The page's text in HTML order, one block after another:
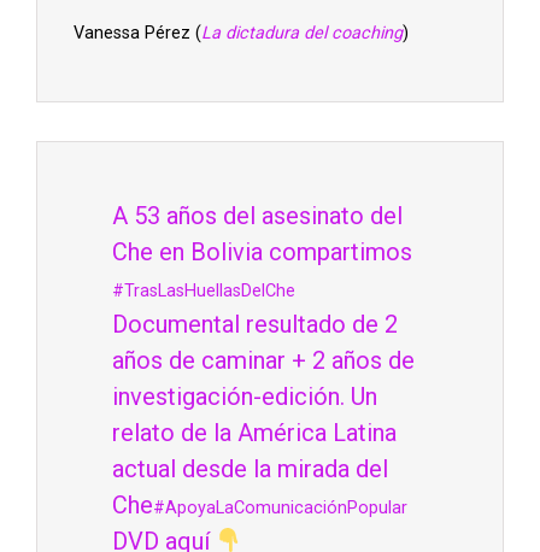
Vanessa Pérez (La dictadura del coaching)
A 53 años del asesinato del
Che en Bolivia compartimos
#TrasLasHuellasDelChe
Documental resultado de 2
años de caminar + 2 años de
investigación-edición. Un
relato de la América Latina
actual desde la mirada del
Che#ApoyaLaComunicaciónPopular
DVD aquí